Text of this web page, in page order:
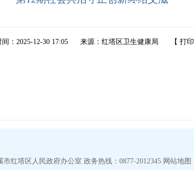
：2025-12-30 17:05 来源：红塔区卫生健康局 【 打印
红塔区人民政府办公室 政务热线：0877-2012345 网站地图